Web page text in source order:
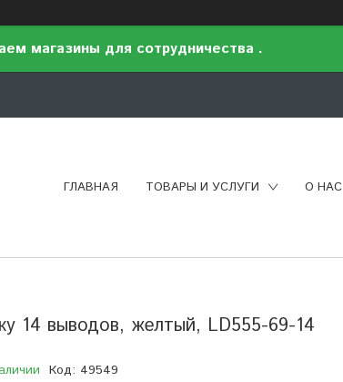
магазины для сотрудничества .
ГЛАВНАЯ ТОВАРЫ И УСЛУГИ О НАС
14 выводов, желтый, LD555-69-14
Код: 49549